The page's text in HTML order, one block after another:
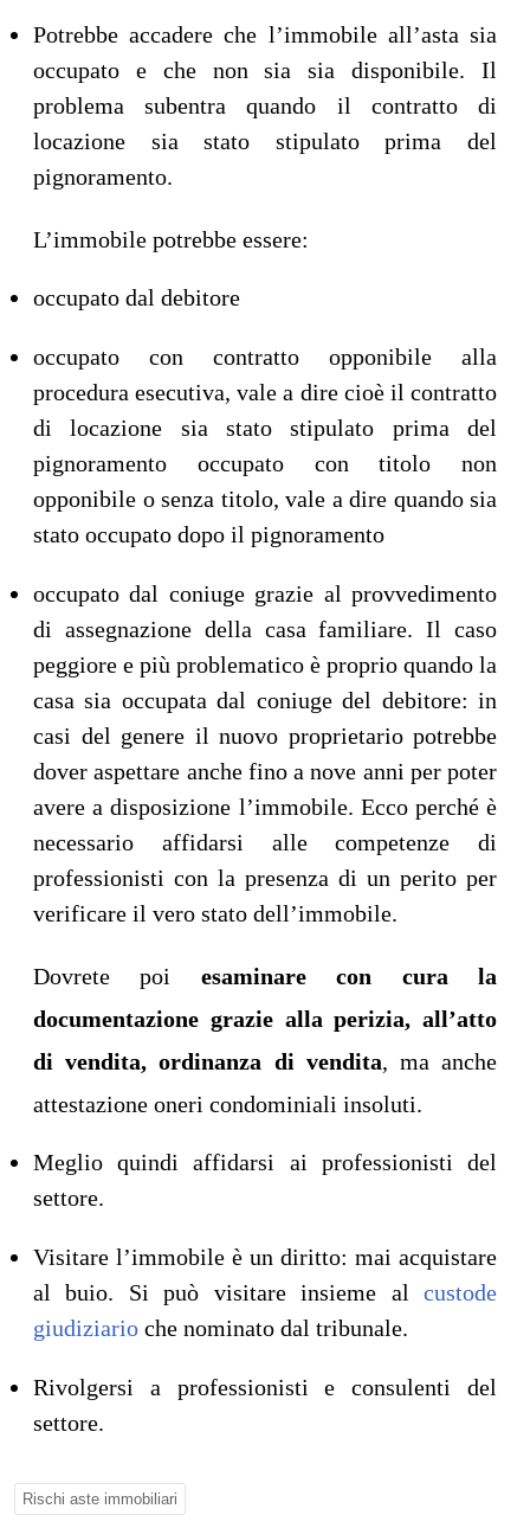
Potrebbe accadere che l’immobile all’asta sia
occupato e che non sia sia disponibile. Il
problema subentra quando il contratto di
locazione sia stato stipulato prima del
pignoramento.
L’immobile potrebbe essere:
occupato dal debitore
occupato con contratto opponibile alla
procedura esecutiva, vale a dire cioè il contratto
di locazione sia stato stipulato prima del
pignoramento occupato con titolo non
opponibile o senza titolo, vale a dire quando sia
stato occupato dopo il pignoramento
occupato dal coniuge grazie al provvedimento
di assegnazione della casa familiare. Il caso
peggiore e più problematico è proprio quando la
casa sia occupata dal coniuge del debitore: in
casi del genere il nuovo proprietario potrebbe
dover aspettare anche fino a nove anni per poter
avere a disposizione l’immobile. Ecco perché è
necessario affidarsi alle competenze di
professionisti con la presenza di un perito per
verificare il vero stato dell’immobile.
Dovrete poi esaminare con cura la
documentazione grazie alla perizia, all’atto
di vendita, ordinanza di vendita, ma anche
attestazione oneri condominiali insoluti.
Meglio quindi affidarsi ai professionisti del
settore.
Visitare l’immobile è un diritto: mai acquistare
al buio. Si può visitare insieme al custode
giudiziario che nominato dal tribunale.
Rivolgersi a professionisti e consulenti del
settore.
Rischi aste immobiliari